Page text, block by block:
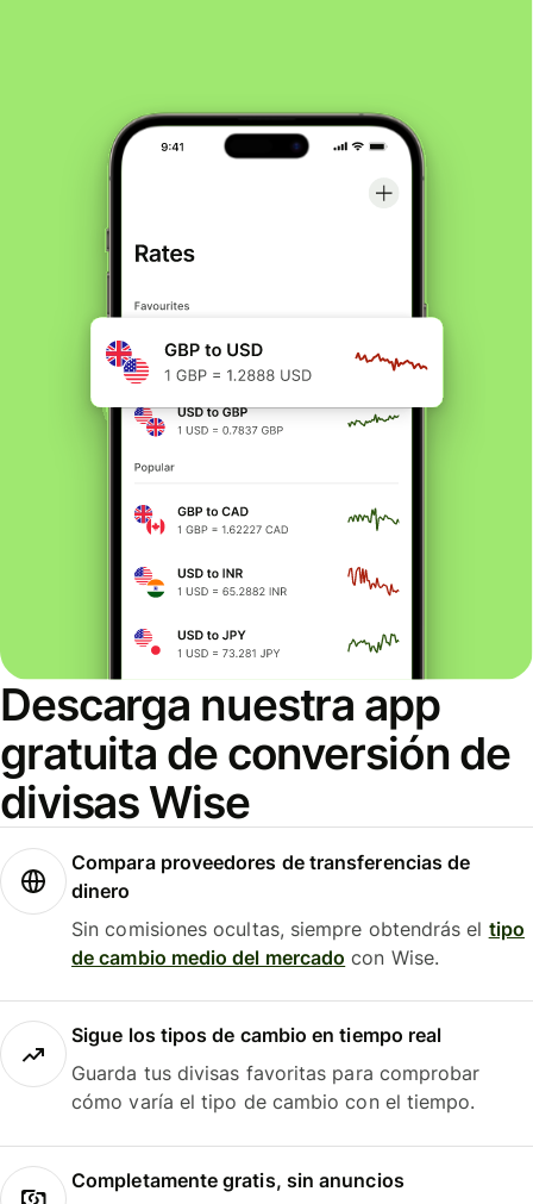
Descarga nuestra app
gratuita de conversión de
divisas Wise
Compara proveedores de transferencias de
dinero
Sin comisiones ocultas, siempre obtendrás el tipo
de cambio medio del mercado con Wise.
Sigue los tipos de cambio en tiempo real
Guarda tus divisas favoritas para comprobar
cómo varía el tipo de cambio con el tiempo.
Completamente gratis, sin anuncios